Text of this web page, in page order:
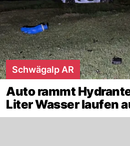
Schwägalp AR
Auto rammt
Liter Wasser laufen